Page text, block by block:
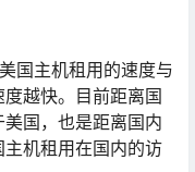
国主机租用的速度与
越快。目前距离国
国，也是距离国内
机租用在国内的访